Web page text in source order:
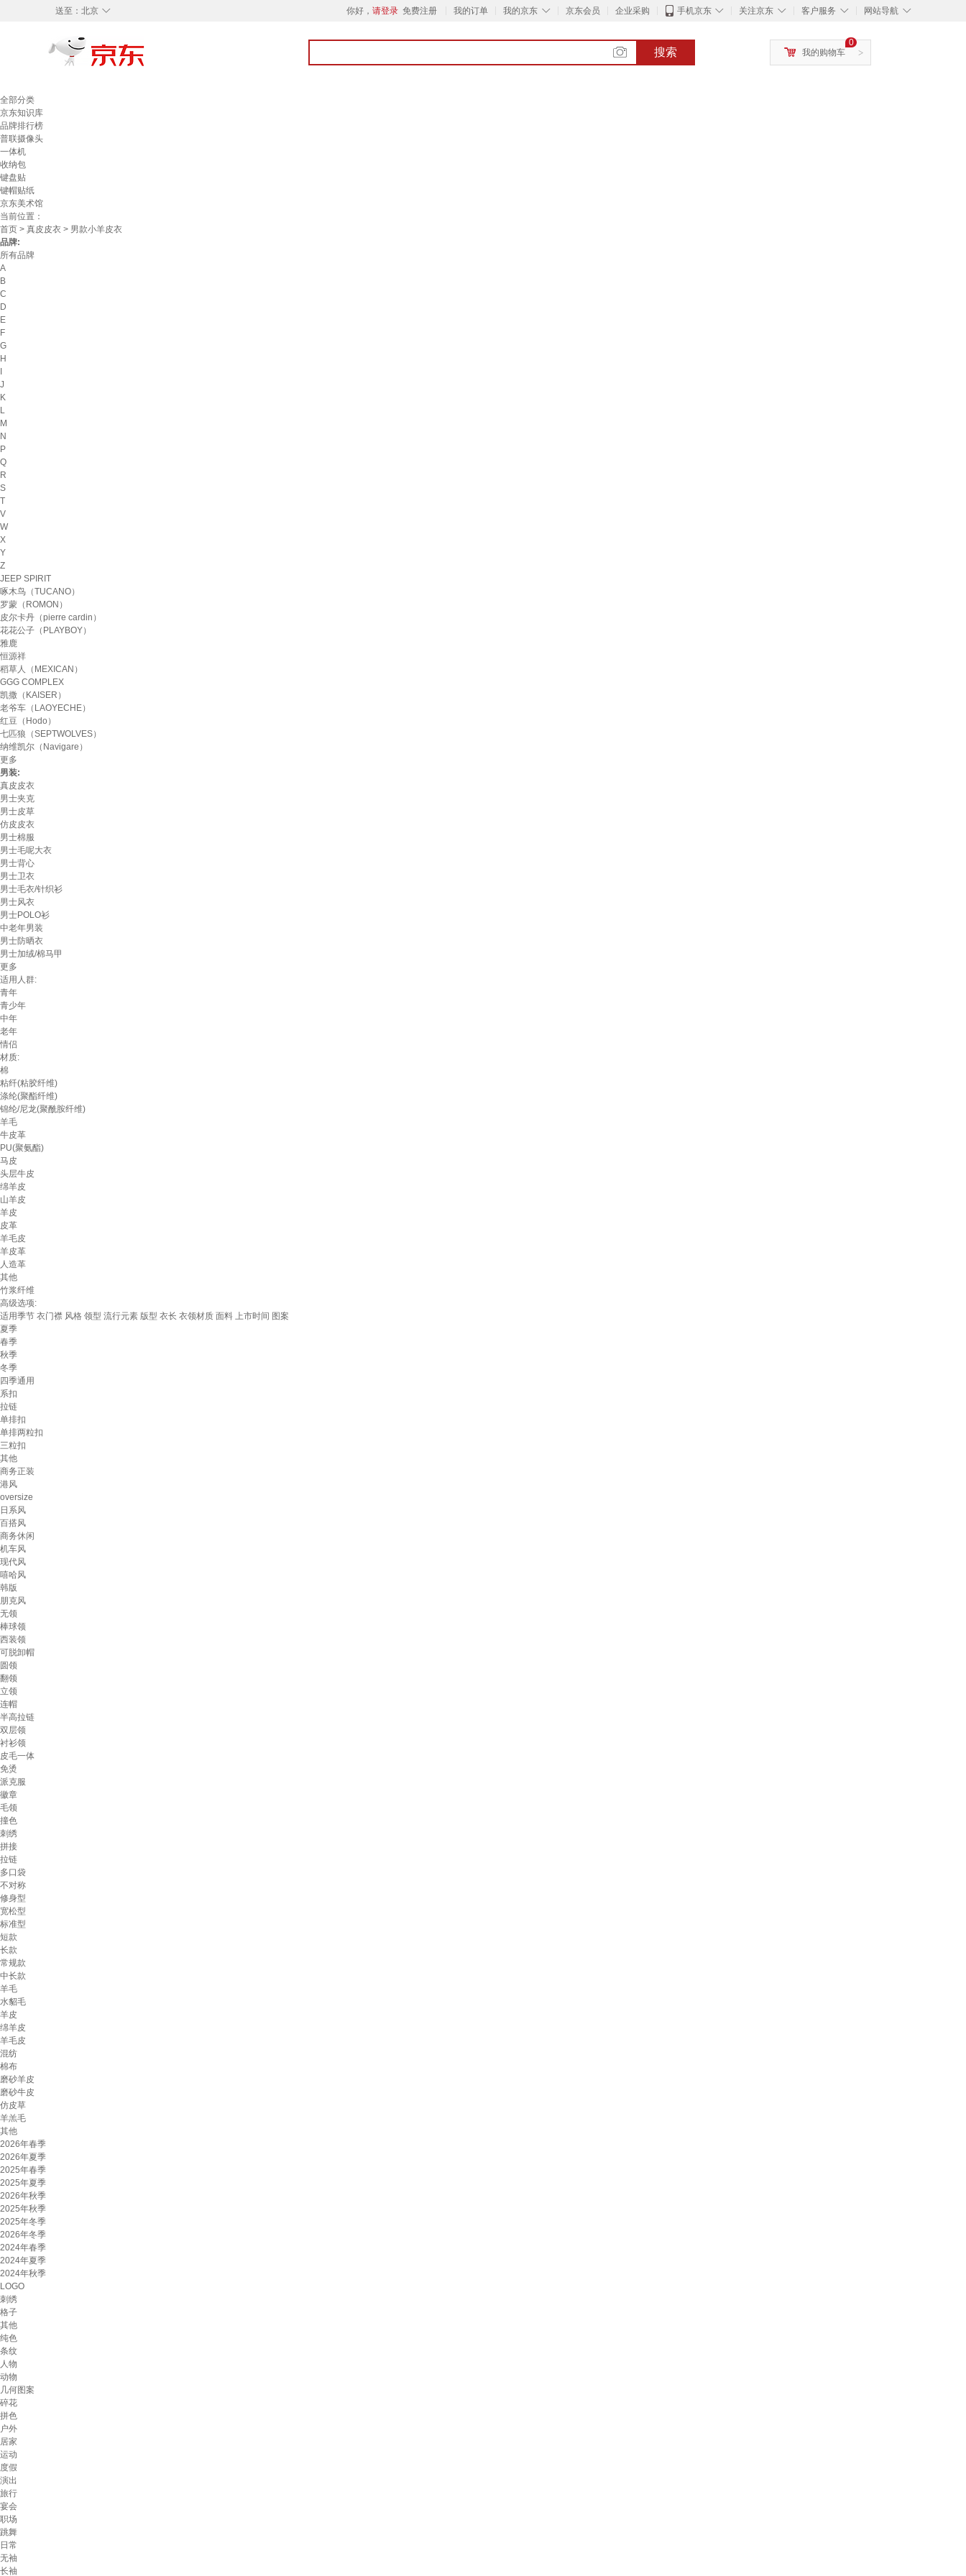
◇
送至： 北京 你好， 请登录 免费注册 我的订单 ◇
我的京东 京东会员 企业采购 ◇
手机京东 ◇
关注京东 ◇
客户服务 ◇
网站导航
搜索 >
0
我的购物车
全部分类
京东知识库
品牌排行榜
普联摄像头
一体机
收纳包
键盘贴
键帽贴纸
京东美术馆
当前位置：
首页 > 真皮皮衣 > 男款小羊皮衣
品牌:
所有品牌
A
B
C
D
E
F
G
H
J
K
L
M
N
P
Q
R
S
T
V
W
X
Y
Z
JEEP SPIRIT
啄木鸟（TUCANO）
罗蒙（ROMON）
皮尔卡丹（pierre cardin）
花花公子（PLAYBOY）
雅鹿
恒源祥
稻草人（MEXICAN）
GGG COMPLEX
凯撒（KAISER）
老爷车（LAOYECHE）
红豆（Hodo）
七匹狼（SEPTWOLVES）
纳维凯尔（Navigare）
更多
男装:
真皮皮衣
男士夹克
男士皮草
仿皮皮衣
男士棉服
男士毛呢大衣
男士背心
男士卫衣
男士毛衣/针织衫
男士风衣
男士POLO衫
中老年男装
男士防晒衣
男士加绒/棉马甲
更多
适用人群:
青年
青少年
中年
老年
情侣
材质:
棉
粘纤(粘胶纤维)
涤纶(聚酯纤维)
锦纶/尼龙(聚酰胺纤维)
羊毛
牛皮革
PU(聚氨酯)
马皮
头层牛皮
绵羊皮
山羊皮
羊皮
皮革
羊毛皮
羊皮革
人造革
其他
竹浆纤维
高级选项:
适用季节 衣门襟 风格 领型 流行元素 版型 衣长 衣领材质 面料 上市时间 图案
夏季
春季
秋季
冬季
四季通用
系扣
拉链
单排扣
单排两粒扣
三粒扣
其他
商务正装
港风
oversize
日系风
百搭风
商务休闲
机车风
现代风
嘻哈风
韩版
朋克风
无领
棒球领
西装领
可脱卸帽
圆领
翻领
立领
连帽
半高拉链
双层领
衬衫领
皮毛一体
免烫
派克服
徽章
毛领
撞色
刺绣
拼接
拉链
多口袋
不对称
修身型
宽松型
标准型
短款
长款
常规款
中长款
羊毛
水貂毛
羊皮
绵羊皮
羊毛皮
混纺
棉布
磨砂羊皮
磨砂牛皮
仿皮草
羊羔毛
其他
2026年春季
2026年夏季
2025年春季
2025年夏季
2026年秋季
2025年秋季
2025年冬季
2026年冬季
2024年春季
2024年夏季
2024年秋季
LOGO
刺绣
格子
其他
纯色
条纹
人物
动物
几何图案
碎花
拼色
户外
居家
运动
度假
演出
旅行
宴会
职场
跳舞
日常
无袖
长袖